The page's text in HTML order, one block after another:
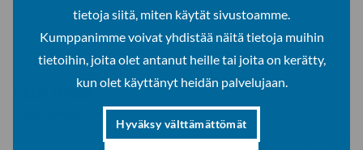
tietoja siitä, miten käytät sivustoamme.
Kumppanimme voivat yhdistää näitä tietoja muihin
tietoihin, joita olet antanut heille tai joita on kerätty,
kun olet käyttänyt heidän palvelujaan.
Hyväksy välttämättömät
Lue lisää